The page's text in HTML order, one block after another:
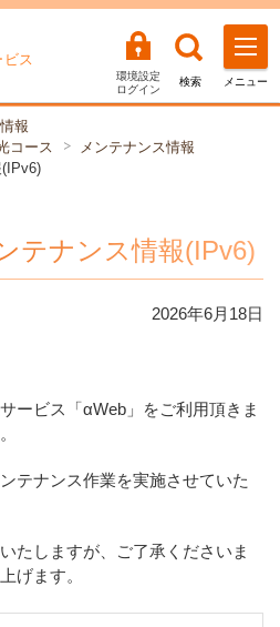
ス
環境設定
ログイン
検索 メニュー
報
コース
メンテナンス情報
テナンス情報(IPv6)
2026年6月 18日
ービス「αWeb」をご利用頂きま
テナンス作業を実施させていた
たしますが、ご了承くださいま
げます。